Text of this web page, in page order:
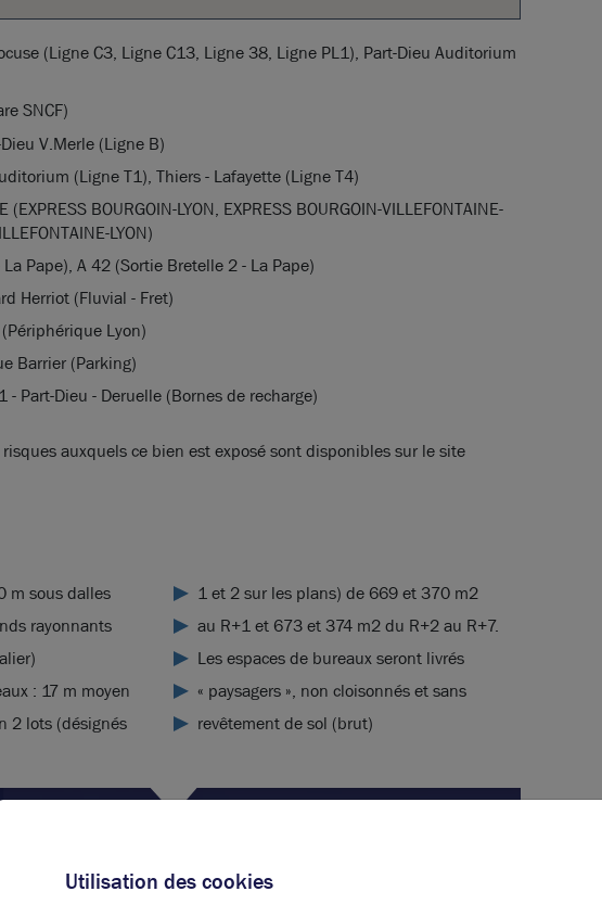
(Ligne C3, Ligne C13, Ligne 38, Ligne PL1), Part-Dieu Auditorium
SNCF)
V.Merle (Ligne B)
(Ligne T1), Thiers - Lafayette (Ligne T4)
(EXPRESS BOURGOIN-LYON, EXPRESS BOURGOIN-VILLEFONTAINE-
LYON)
Pape), A 42 (Sortie Bretelle 2 - La Pape)
Herriot (Fluvial - Fret)
Lyon)
Barrier (Parking)
- Part-Dieu - Deruelle (Bornes de recharge)
auxquels ce bien est exposé sont disponibles sur le site
m sous dalles
rayonnants
: 17 m moyen
2 lots (désignés
1 et 2 sur les plans) de 669 et 370 m2
au R+1 et 673 et 374 m2 du R+2 au R+7.
Les espaces de bureaux seront livrés
« paysagers », non cloisonnés et sans
revêtement de sol (brut)
pour votre recherche ?
Utilisation des cookies